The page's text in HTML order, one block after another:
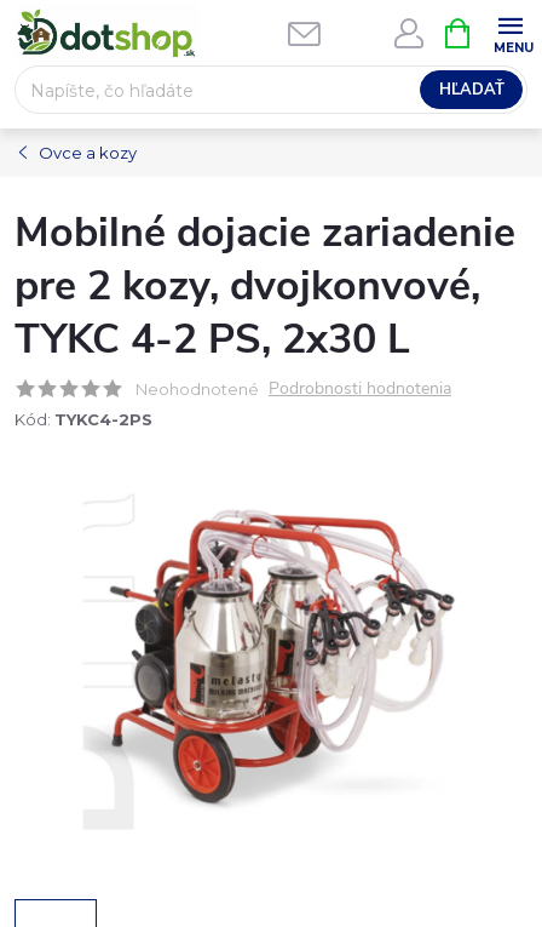
Prejsť
na
obsah
HĽADAŤ
KOŠÍK
Ovce a kozy
Mobilné dojacie zariadenie
pre 2 kozy, dvojkonvové,
TYKC 4-2 PS, 2x30 L
Neohodnotené Podrobnosti hodnotenia
Kód: TYKC4-2PS